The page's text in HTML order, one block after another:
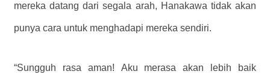
mereka datang dari segala arah, Hanakawa tidak akan
punya cara untuk menghadapi mereka sendiri.
“Sungguh rasa aman! Aku merasa akan lebih baik